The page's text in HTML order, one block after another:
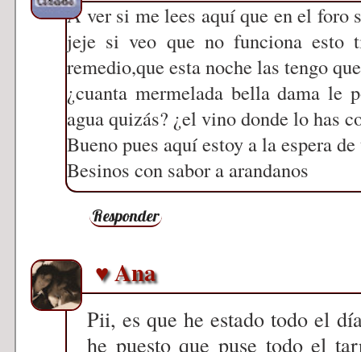
A ver si me lees aquí que en el foro
jeje si veo que no funciona esto
remedio,que esta noche las tengo
¿cuanta mermelada bella dama le
agua quizás? ¿el vino donde lo has
Bueno pues aquí estoy a la espera
Besinos con sabor a arandanos
Responder
♥ Ana
Pii, es que he estado todo el
he puesto que puse todo el